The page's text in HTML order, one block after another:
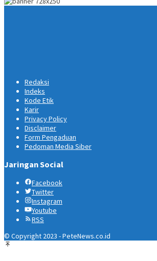
Redaksi
Indeks
Kode Etik
Karir
Privacy Policy
Disclaimer
Form Pengaduan
Pedoman Media Siber
Jaringan Social
Facebook
Twitter
Instagram
Youtube
RSS
© Copyright 2023 - PeteNews.co.id